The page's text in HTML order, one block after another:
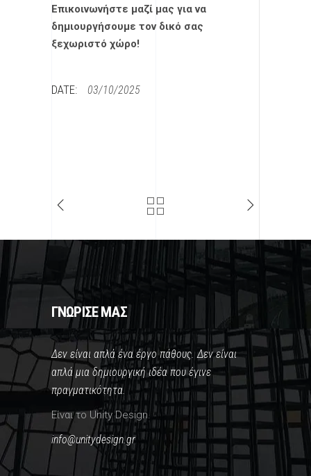
Επικοινωνήστε μαζί μας για να
δημιουργήσουμε τον δικό σας
ξεχωριστό χώρο!
DATE: 03/10/2025
ΓΝΩΡΙΣΕ ΜΑΣ
Δεν είναι απλά ένα έργο πάθους. Δεν είναι
απλά μια δημιουργική ιδέα που έγινε
πραγματικότητα.
Είναι το Unity Design.
info@unitydesign.gr